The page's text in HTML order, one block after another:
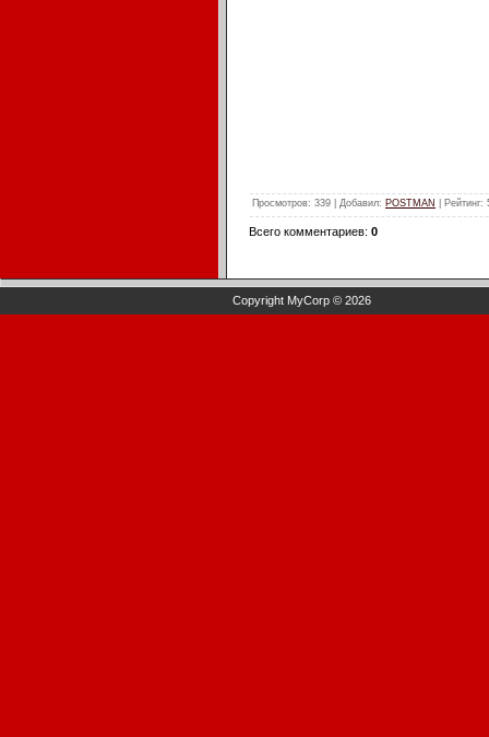
Просмотров: 339 | Добавил: POSTMAN Рейтинг:
Всего комментариев: 0
Copyright MyCorp © 2026